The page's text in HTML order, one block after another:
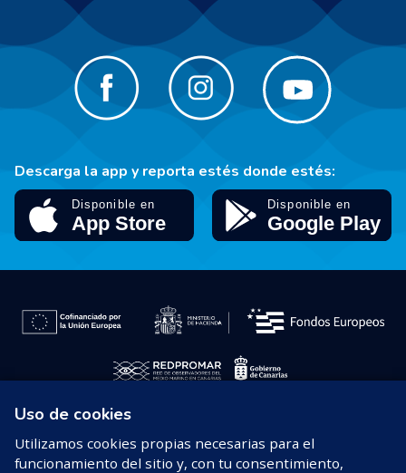
Descarga la app y reporta estés donde estés:
© 2026 REDPROMAR
Uso de cookies
Utilizamos cookies propias necesarias para el
funcionamiento del sitio y, con tu consentimiento,